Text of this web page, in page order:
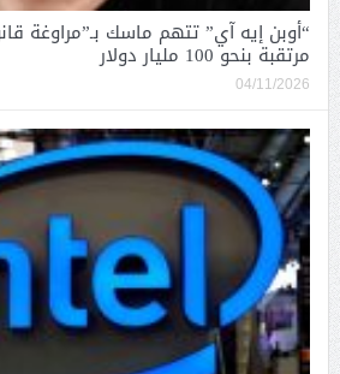
“أوبن إيه آي” تتهم ماسك بـ”مراوغة
مرتقبة بنحو 100 مليار دولار
04/11/2026